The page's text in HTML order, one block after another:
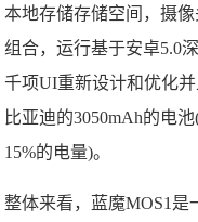
本地存储存储空间，摄
组合，运行基于安卓5.0
千项UI重新设计和优化
比亚迪的3050mAh的电
15%的电量)。
整体来看，蓝魔MOS1